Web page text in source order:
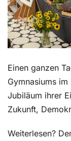
Einen ganzen
Gymnasiums
Jubiläum ihrer
Zukunft,
Weiterlesen?